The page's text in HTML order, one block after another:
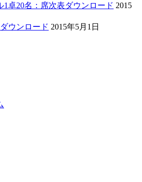
1卓20名：席次表ダウンロード 2015
ウンロード 2015年5月1日